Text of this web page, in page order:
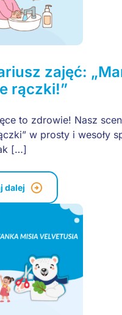
zajęć:
rączki!”
to zdrowie! Nasz
w prosty i wesoły
[…]
dalej